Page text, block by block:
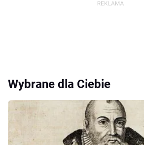
Wybrane dla Ciebie